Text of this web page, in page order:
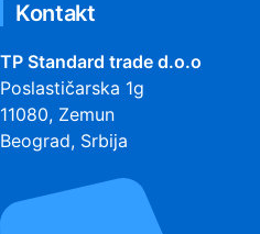
Kontakt
TP Standard trade d.o.o
Poslastičarska 1g
11080, Zemun
Beograd, Srbija